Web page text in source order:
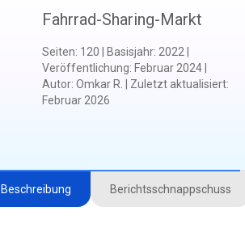
Fahrrad-Sharing-Markt
Seiten: 120 Basisjahr: 2022
Veröffentlichung: Februar 2024|
Autor: Omkar R. Zuletzt aktualisiert:
Februar 2026
Beschreibung Berichtsschnappschuss